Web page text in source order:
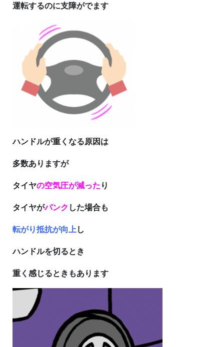
運転するのに支障がでます
ハンドルが重くなる原因は
多数ありますが
タイヤの空気圧が減った り
タイヤがパンク した場合も
転がり抵抗が向上し
ハンドルを切るとき
重く感じるときもあります